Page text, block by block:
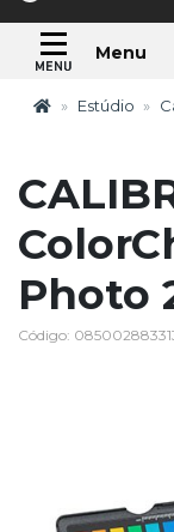
Menu
Estúdio
Photo
Código: